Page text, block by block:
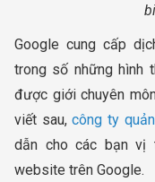
Google cung cấp
trong số những hình
được giới chuyên
viết sau,công ty
dẫn cho các bạn vị
website trên Google.